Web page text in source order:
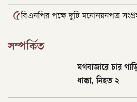
৫বিএনপির পক্ষে দুটি মনোনয়নপত্র
সম্পর্কিত
মগবাজারে চার
ধাক্কা, নিহত ২